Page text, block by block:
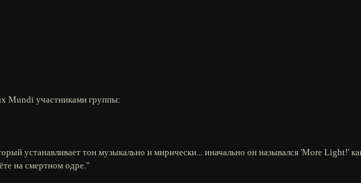
Mundi участниками группы:
устанавливает тон музыкально и мирически... иначально он назывался 'More Light!'
на смертном одре."